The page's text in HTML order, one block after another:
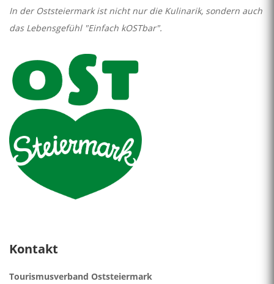
In der Oststeiermark ist nicht nur die Kulinarik, sondern auch
das Lebensgefühl "Einfach kOSTbar".
Kontakt
Tourismusverband Oststeiermark